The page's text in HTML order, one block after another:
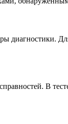
диагностики.
В